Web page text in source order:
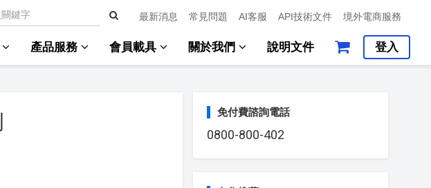
最新消息 常見問題 AI客服 API技術文件 境外電商服務
產品服務 會員載具 關於我們 說明文件 登入
免付費諮詢電話
0800-800-402